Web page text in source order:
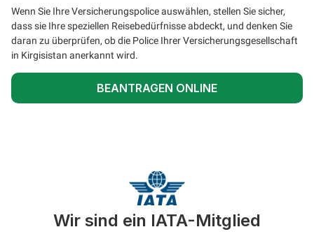
Wenn Sie Ihre Versicherungspolice auswählen, stellen Sie sicher,
dass sie Ihre speziellen Reisebedürfnisse abdeckt, und denken Sie
daran zu überprüfen, ob die Police Ihrer Versicherungsgesellschaft
in Kirgisistan anerkannt wird.
BEANTRAGEN ONLINE
Wir sind ein IATA-Mitglied